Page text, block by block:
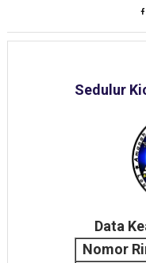
Sedulur
Data
Nomor